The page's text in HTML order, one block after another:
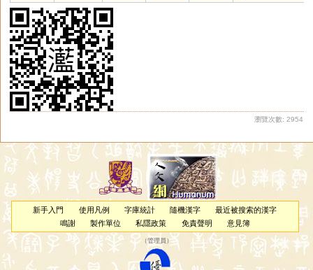
瀏覽次數: 2954
新手入門 使用凡例 字庫統計 隨機漢字
最近被搜索的漢字
鳴謝
製作單位 私隱政策 免責聲明 意見簿
（管理員 ）